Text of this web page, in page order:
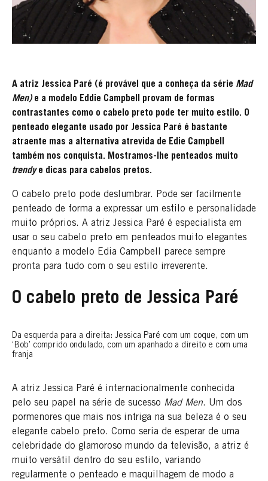
A atriz Jessica Paré (é provável que a conheça da série Mad
Men)e a modelo Eddie Campbell provam de formas
contrastantes como o cabelo preto pode ter muito estilo. O
penteado elegante usado por Jessica Paré é bastante
atraente mas a alternativa atrevida de Edie Campbell
também nos conquista. Mostramos-lhe penteados muito
trendye dicas para cabelos pretos.
O cabelo preto pode deslumbrar. Pode ser facilmente
penteado de forma a expressar um estilo e personalidade
muito próprios. A atriz Jessica Paré é especialista em
usar o seu cabelo preto em penteados muito elegantes
enquanto a modelo Edia Campbell parece sempre
pronta para tudo com o seu estilo irreverente.
O cabelo preto de Jessica Paré
Da esquerda para a direita: Jessica Paré com um coque, com um
‘Bob’ comprido ondulado, com um apanhado a direito e com uma
franja
A atriz Jessica Paré é internacionalmente conhecida
pelo seu papel na série de sucesso Mad Men. Um dos
pormenores que mais nos intriga na sua beleza é o seu
elegante cabelo preto. Como seria de esperar de uma
celebridade do glamoroso mundo da televisão, a atriz é
muito versátil dentro do seu estilo, variando
regularmente o penteado e maquilhagem de modo a